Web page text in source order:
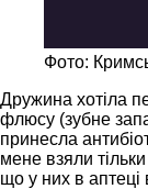
Фото:
Дружина хотіла
флюсу (зубне
принесла
мене взяли
що у них в